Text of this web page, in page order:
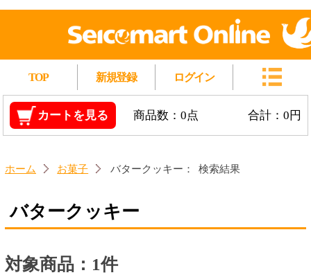
カートを見る 商品数：0点 合計：0円
ホーム お菓子 バタークッキー： 検索結果